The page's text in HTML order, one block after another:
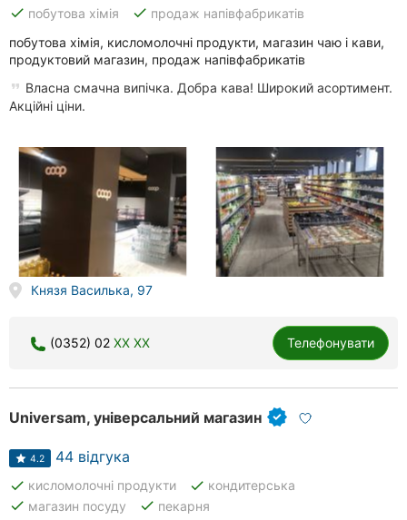
done побутова хімія done продаж напівфабрикатів
побутова хімія, кисломолочні продукти, магазин чаю і кави,
продуктовий магазин, продаж напівфабрикатів
Власна смачна випічка. Добра кава! Широкий асортимент.
Акційні ціни.
Князя Василька, 97
(0352) 02 XX XX Телефонувати
Universam, універсальний магазин
4.2 44 відгука
done кисломолочні продукти done кондитерська
done магазин посуду done пекарня